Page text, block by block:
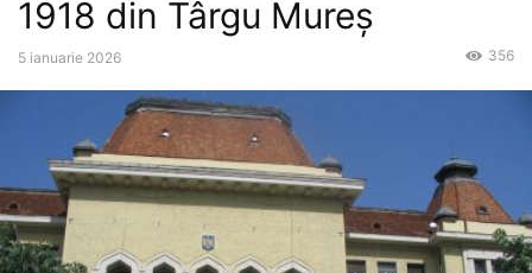
1918 din Târgu Mureș
5 ianuarie 2026 356